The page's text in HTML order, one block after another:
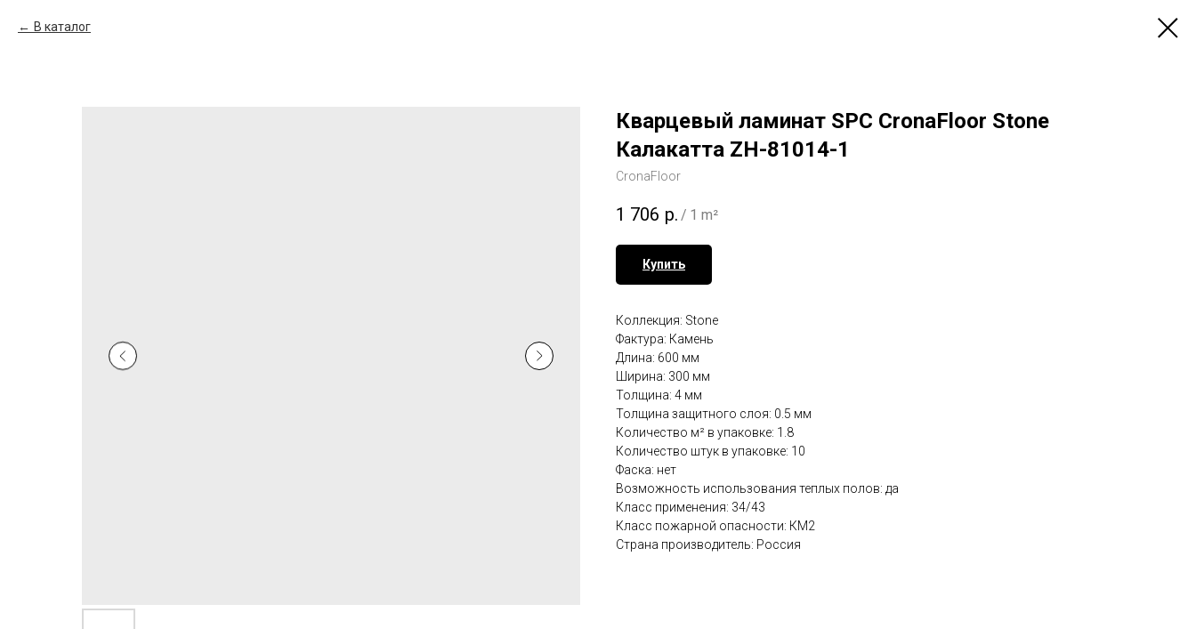
В каталог
Кварцевый ламинат SPC CronaFloor Stone
Калакатта ZH-81014-1
CronaFloor
1 706 р. / 1 m²
Купить
Коллекция: Stone
Фактура: Камень
Длина: 600 мм
Ширина: 300 мм
Толщина: 4 мм
Толщина защитного слоя: 0.5 мм
Количество м² в упаковке: 1.8
Количество штук в упаковке: 10
Фаска: нет
Возможность использования теплых полов: да
Класс применения: 34/43
Класс пожарной опасности: КМ2
Страна производитель: Россия